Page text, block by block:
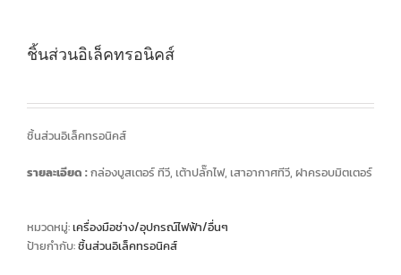
ชิ้นส่วนอิเล็คทรอนิคส์
ชิ้นส่วนอิเล็คทรอนิคส์
รายละเอียด :กล่องบูสเตอร์ ทีวี, เต้าปลั๊กไฟ, เสาอากาศทีวี, ฝาครอบมิตเตอร์
หมวดหมู่:เครื่องมือช่าง/อุปกรณ์ไฟฟ้า/อื่นๆ
ป้ายกำกับ:ชิ้นส่วนอิเล็คทรอนิคส์